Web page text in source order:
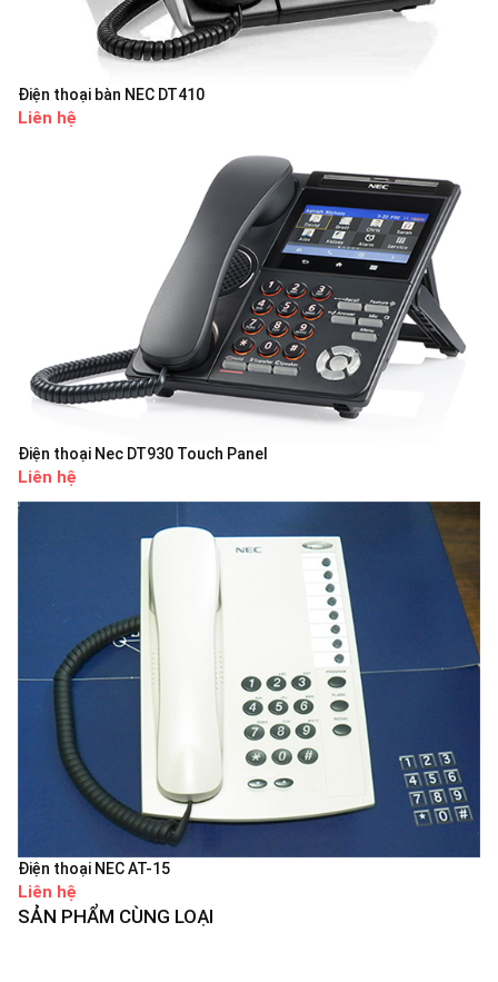
Điện thoại bàn NEC DT410
Liên hệ
Điện thoại Nec DT930 Touch Panel
Liên hệ
Điện thoại NEC AT-15
Liên hệ
SẢN PHẨM CÙNG LOẠI